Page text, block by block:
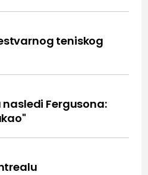
teniskog
Fergusona: